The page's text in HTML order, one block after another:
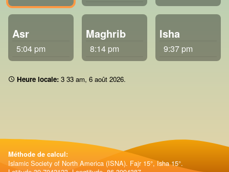
Asr
5:04 pm
Maghrib
8:14 pm
Isha
9:37 pm
Heure locale: 3:33 am, 6 août 2026.
Méthode de calcul:
Islamic Society of North America (ISNA). Fajr 15°, Isha 15°.